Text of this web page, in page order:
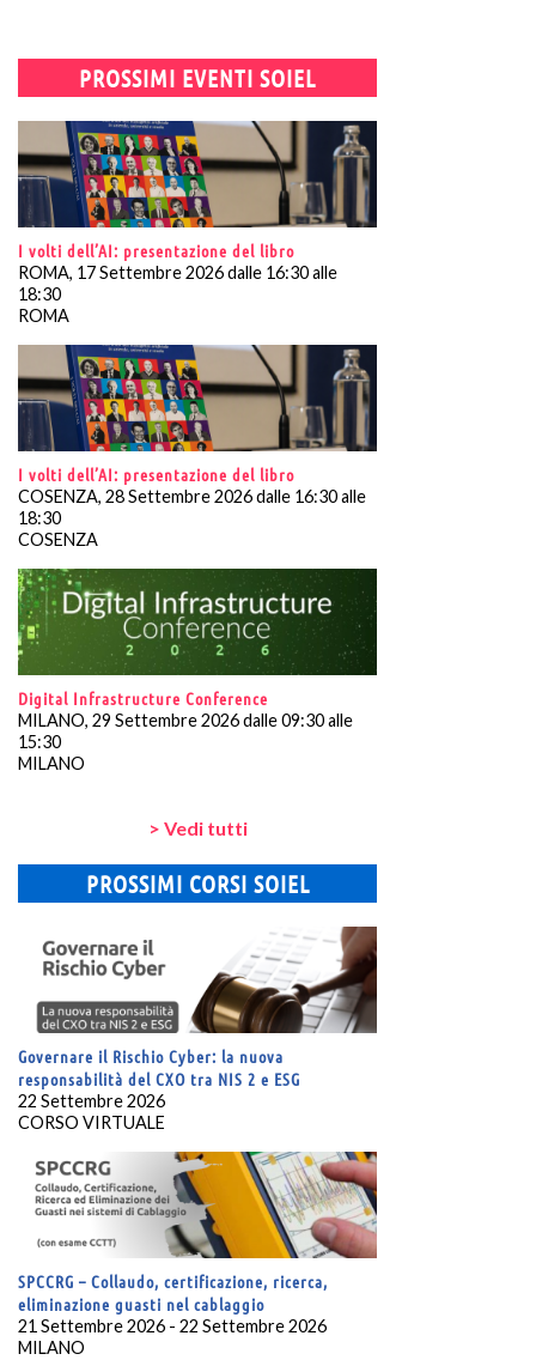
PROSSIMI EVENTI SOIEL
I volti dell’AI: presentazione del libro
ROMA, 17 Settembre 2026 dalle 16:30 alle
18:30
ROMA
I volti dell’AI: presentazione del libro
COSENZA, 28 Settembre 2026 dalle 16:30 alle
18:30
COSENZA
Digital Infrastructure Conference
MILANO, 29 Settembre 2026 dalle 09:30 alle
15:30
MILANO
> Vedi tutti
PROSSIMI CORSI SOIEL
Governare il Rischio Cyber: la nuova
responsabilità del CXO tra NIS 2 e ESG
22 Settembre 2026
CORSO VIRTUALE
SPCCRG – Collaudo, certificazione, ricerca,
eliminazione guasti nel cablaggio
21 Settembre 2026 - 22 Settembre 2026
MILANO